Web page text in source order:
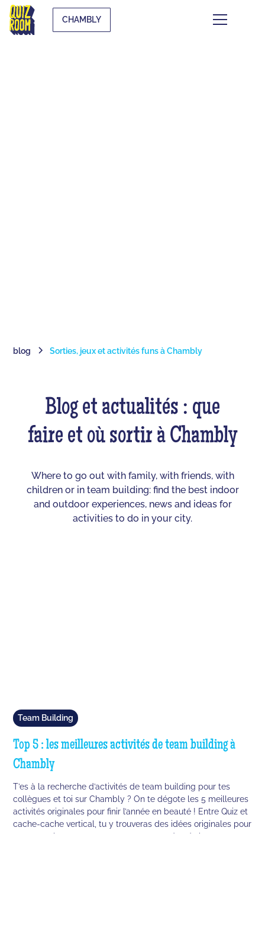
CHAMBLY
blog Sorties, jeux et activités funs à Chambly
Blog et actualités : que
faire et où sortir à Chambly
Where to go out with family, with friends, with
children or in team building: find the best indoor
and outdoor experiences, news and ideas for
activities to do in your city.
Team Building
Top 5 : les meilleures activités de team building à
Chambly
T’es à la recherche d’activités de team building pour tes
collègues et toi sur Chambly ? On te dégote les 5 meilleures
activités originales pour finir l’année en beauté ! Entre Quiz et
cache-cache vertical, tu y trouveras des idées originales pour
passer un bon moment avec tes camarades de bureau.